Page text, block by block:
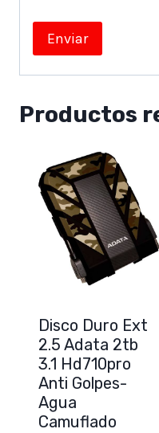
Productos
Disco Duro Ext
2.5 Adata 2tb
3.1 Hd710pro
Anti Golpes-
Agua
Camuflado